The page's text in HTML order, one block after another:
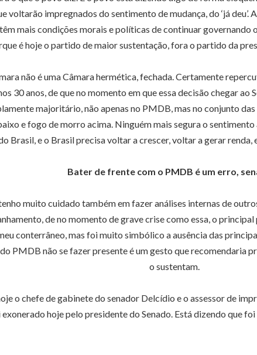
voltarão impregnados do sentimento de mudança, do ‘já
têm mais condições morais e políticas de continuar
é hoje o partido de maior sustentação, fora o partido da
não é uma Câmara hermética, fechada. Certamente
30 anos, de que no momento em que essa decisão chegar
majoritário, não apenas no PMDB, mas no conjunto
e fogo de morro acima. Ninguém mais segura o
Brasil, e o Brasil precisa voltar a crescer, voltar a gerar
Bater de frente com o PMDB é um erro,
muito cuidado também em fazer análises internas de
de no momento de grave crise como essa, o
conterrâneo, mas foi muito simbólico a ausência das
PMDB não se fazer presente é um gesto que recomendaria
o sustentam.
o chefe de gabinete do senador Delcídio e o assessor de
hoje pelo presidente do Senado. Está dizendo que